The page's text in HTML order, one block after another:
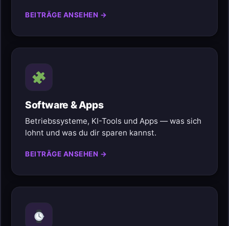
BEITRÄGE ANSEHEN →
Software & Apps
Betriebssysteme, KI-Tools und Apps — was sich
lohnt und was du dir sparen kannst.
BEITRÄGE ANSEHEN →